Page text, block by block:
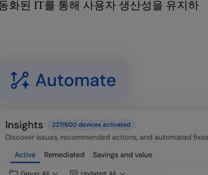
화된 IT를 통해 사용자 생산성을 유지하